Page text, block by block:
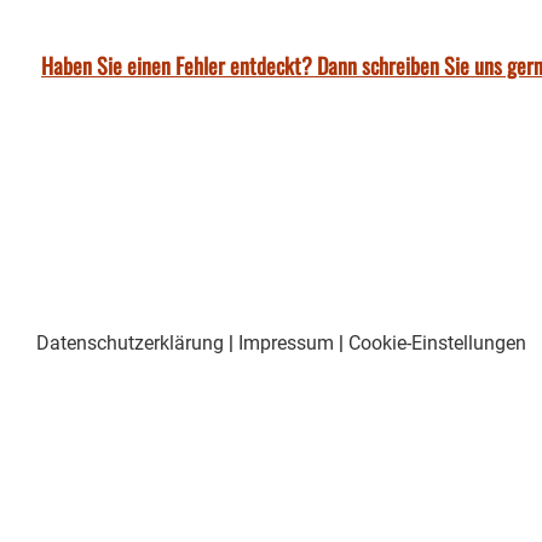
Haben Sie einen Fehler entdeckt? Dann schreiben Sie uns
Datenschutzerklärung | Impressum | Cookie-Einstellungen